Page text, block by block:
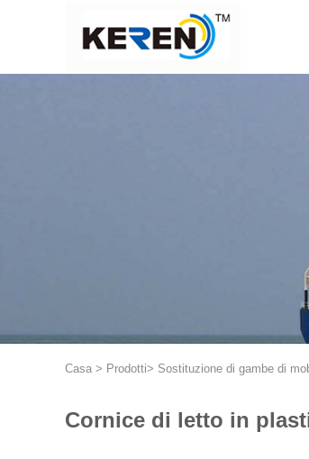
Casa > Prodotti> Sostituzione di gambe di
Cornice di letto in